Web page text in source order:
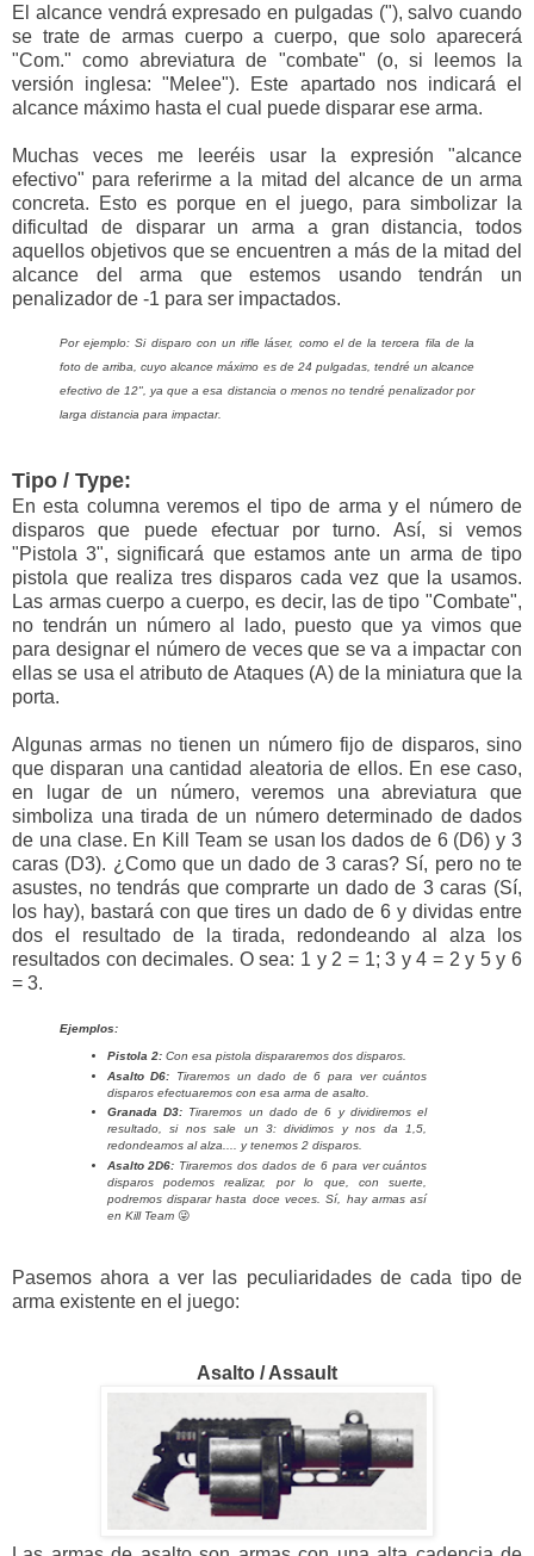
El alcance vendrá expresado en pulgadas ("), salvo cuando
se trate de armas cuerpo a cuerpo, que solo aparecerá
"Com." como abreviatura de "combate" (o, si leemos la
versión inglesa: "Melee"). Este apartado nos indicará el
alcance máximo hasta el cual puede disparar ese arma.
Muchas veces me leeréis usar la expresión "alcance
efectivo" para referirme a la mitad del alcance de un arma
concreta. Esto es porque en el juego, para simbolizar la
dificultad de disparar un arma a gran distancia, todos
aquellos objetivos que se encuentren a más de la mitad del
alcance del arma que estemos usando tendrán un
penalizador de -1 para ser impactados.
Por ejemplo: Si disparo con un rifle láser, como el de la tercera fila de la
foto de arriba, cuyo alcance máximo es de 24 pulgadas, tendré un alcance
efectivo de 12", ya que a esa distancia o menos no tendré penalizador por
larga distancia para impactar.
Tipo / Type:
En esta columna veremos el tipo de arma y el número de
disparos que puede efectuar por turno. Así, si vemos
"Pistola 3", significará que estamos ante un arma de tipo
pistola que realiza tres disparos cada vez que la usamos.
Las armas cuerpo a cuerpo, es decir, las de tipo "Combate",
no tendrán un número al lado, puesto que ya vimos que
para designar el número de veces que se va a impactar con
ellas se usa el atributo de Ataques (A) de la miniatura que la
porta.
Algunas armas no tienen un número fijo de disparos, sino
que disparan una cantidad aleatoria de ellos. En ese caso,
en lugar de un número, veremos una abreviatura que
simboliza una tirada de un número determinado de dados
de una clase. En Kill Team se usan los dados de 6 (D6) y 3
caras (D3). ¿Como que un dado de 3 caras? Sí, pero no te
asustes, no tendrás que comprarte un dado de 3 caras (Sí,
los hay), bastará con que tires un dado de 6 y dividas entre
dos el resultado de la tirada, redondeando al alza los
resultados con decimales. O sea: 1 y 2 = 1; 3 y 4 = 2 y 5 y 6
= 3.
Ejemplos:
Pistola 2: Con esa pistola dispararemos dos disparos.
Asalto D6: Tiraremos un dado de 6 para ver cuántos
disparos efectuaremos con esa arma de asalto.
Granada D3:Tiraremos un dado de 6 y dividiremos el
resultado, si nos sale un 3: dividimos y nos da 1,5,
redondeamos al alza.... y tenemos 2 disparos.
Asalto 2D6: Tiraremos dos dados de 6 para ver cuántos
disparos podemos realizar, por lo que, con suerte,
podremos disparar hasta doce veces. Sí, hay armas así
en Kill Team 😜
Pasemos ahora a ver las peculiaridades de cada tipo de
arma existente en el juego:
Asalto / Assault